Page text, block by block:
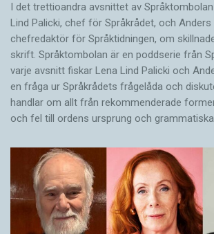
I det trettioandra avsnittet av
Lind Palicki, chef för Språkrådet, och Anders
chefredaktör för Språktidningen, om
skrift. Språktombolan är en poddserie från
varje avsnitt fiskar Lena Lind Palicki och
en fråga ur Språkrådets frågelåda och
handlar om allt från rekommenderade
och fel till ordens ursprung och